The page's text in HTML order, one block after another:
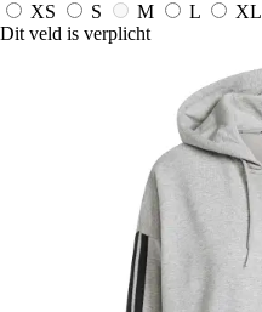
XS
S M L XL
Dit veld is verplicht